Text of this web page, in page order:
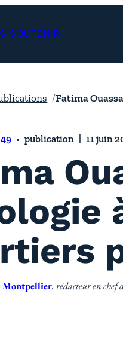
SOUTENIR
Fatima
publication 11 juin
Montpellier, rédacteur en chef